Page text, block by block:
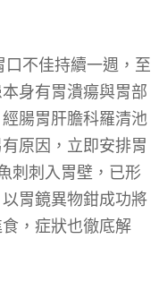
不佳持續一週，至
身有胃潰瘍與胃部
腸胃肝膽科羅清池
原因，立即安排胃
刺刺入胃壁，已形
胃鏡異物鉗成功將
，症狀也徹底解